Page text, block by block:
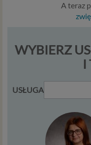
A teraz
WYBIERZ
I
USŁUGA
interesujesz się
materiały na
interesujące Cię
usługi, których
i ich
przetwarzania
zgody jest
masz również
zmiany zgody w
Twoje dane, w ramach